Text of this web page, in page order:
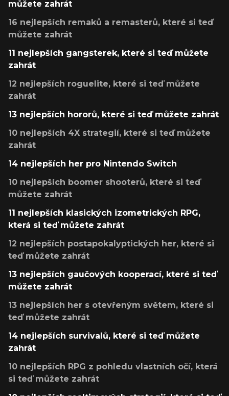
můžete zahrát
16 nejlepších remaků a remasterů, které si teď
můžete zahrát
11 nejlepších gangsterek, které si teď můžete
zahrát
12 nejlepších roguelite, které si teď můžete
zahrát
13 nejlepších hororů, které si teď můžete zahrát
10 nejlepších 4X strategií, které si teď můžete
zahrát
14 nejlepších her pro Nintendo Switch
10 nejlepších boomer shooterů, které si teď
můžete zahrát
11 nejlepších klasických izometrických RPG,
která si teď můžete zahrát
12 nejlepších postapokalyptických her, které si
teď můžete zahrát
13 nejlepších gaučových kooperací, které si teď
můžete zahrát
13 nejlepších her s otevřeným světem, které si
teď můžete zahrát
14 nejlepších survivalů, které si teď můžete
zahrát
10 nejlepších RPG z pohledu vlastních očí, která
si teď můžete zahrát